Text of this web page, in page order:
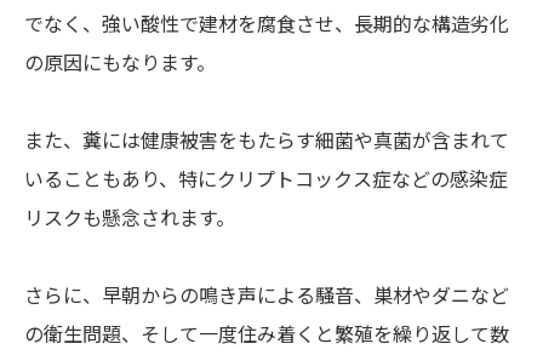
でなく、強い酸性で建材を腐食させ、長期的な構造劣化
の原因にもなります。
また、糞には健康被害をもたらす細菌や真菌が含まれて
いることもあり、特にクリプトコックス症などの感染症
リスクも懸念されます。
さらに、早朝からの鳴き声による騒音、巣材やダニなど
の衛生問題、そして一度住み着くと繁殖を繰り返して数